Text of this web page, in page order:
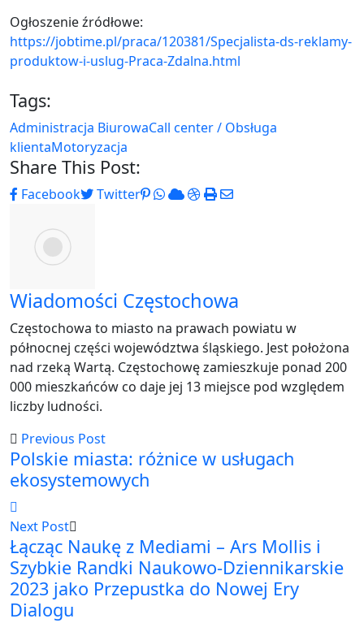
Ogłoszenie źródłowe:
https://jobtime.pl/praca/120381/Specjalista-ds-reklamy-
produktow-i-uslug-Praca-Zdalna.html
Tags:
Administracja BiurowaCall center / Obsługa
klientaMotoryzacja
Share This Post:
Facebook Twitter Pinterest
Whatsapp
CloudStumbleUpon
PrintShare
Wiadomości Częstochowa
Częstochowa to miasto na prawach powiatu w
północnej części województwa śląskiego. Jest położona
nad rzeką Wartą. Częstochowę zamieszkuje ponad 200
000 mieszkańców co daje jej 13 miejsce pod względem
liczby ludności.
Previous Post
Polskie miasta: różnice w usługach
ekosystemowych
Next Post
Łącząc Naukę z Mediami – Ars Mollis i
Szybkie Randki Naukowo-Dziennikarskie
2023 jako Przepustka do Nowej Ery
Dialogu